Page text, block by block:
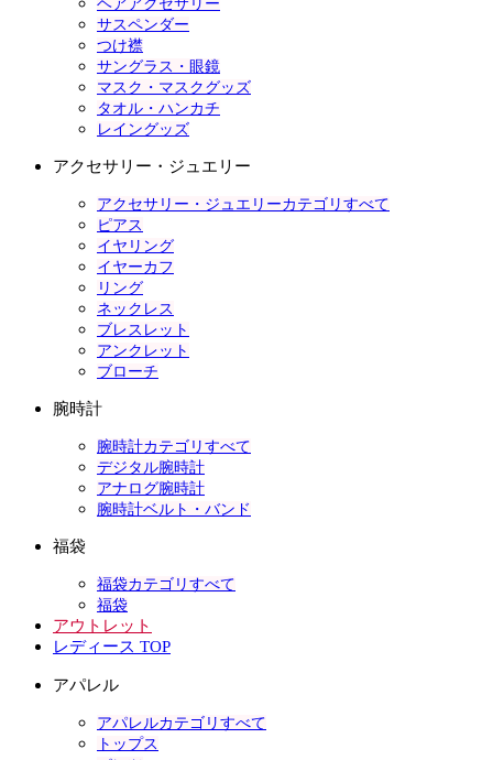
ヘアアクセサリー
サスペンダー
つけ襟
サングラス・眼鏡
マスク・マスクグッズ
タオル・ハンカチ
レイングッズ
アクセサリー・ジュエリー
アクセサリー・ジュエリーカテゴリすべて
ピアス
イヤリング
イヤーカフ
リング
ネックレス
ブレスレット
アンクレット
ブローチ
腕時計
腕時計カテゴリすべて
デジタル腕時計
アナログ腕時計
腕時計ベルト・バンド
福袋
福袋カテゴリすべて
福袋
アウトレット
レディース TOP
アパレル
アパレルカテゴリすべて
トップス